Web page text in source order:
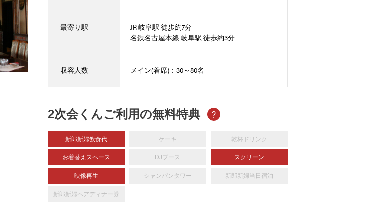
最寄り駅
JR 岐阜駅 徒歩約7分
名鉄名古屋本線 岐阜駅 徒歩約3分
収容人数 メイン(着席)：30～80名
2次会くんご利用の無料特典 ?
新郎新婦飲食代 ケーキ 乾杯ドリンク
お着替えスペース DJブース スクリーン
映像再生 シャンパンタワー 新郎新婦当日宿泊
新郎新婦ペアディナー券